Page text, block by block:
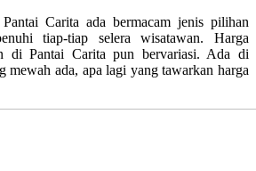
Carita ada bermacam jenis pilihan
tiap-tiap selera wisatawan. Harga
di Pantai Carita pun bervariasi. Ada di
mewah ada, apa lagi yang tawarkan harga